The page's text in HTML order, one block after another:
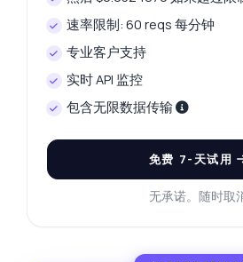
速率限制: 60 reqs 每分钟
专业客户支持
实时 API 监控
包含无限数据传输
免费 7-天试用
无承诺。随时取